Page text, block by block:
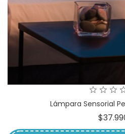
Lámpara Sensorial